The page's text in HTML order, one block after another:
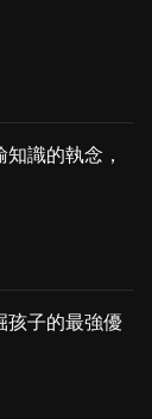
識的執念，
孩子的最強優